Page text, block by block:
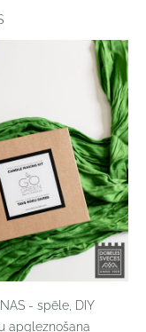
- spēle, DIY
apgleznošana